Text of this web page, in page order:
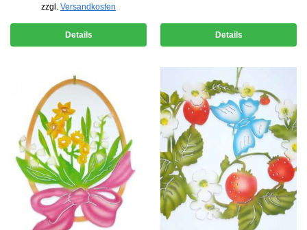
zzgl. Versandkosten
Details Details